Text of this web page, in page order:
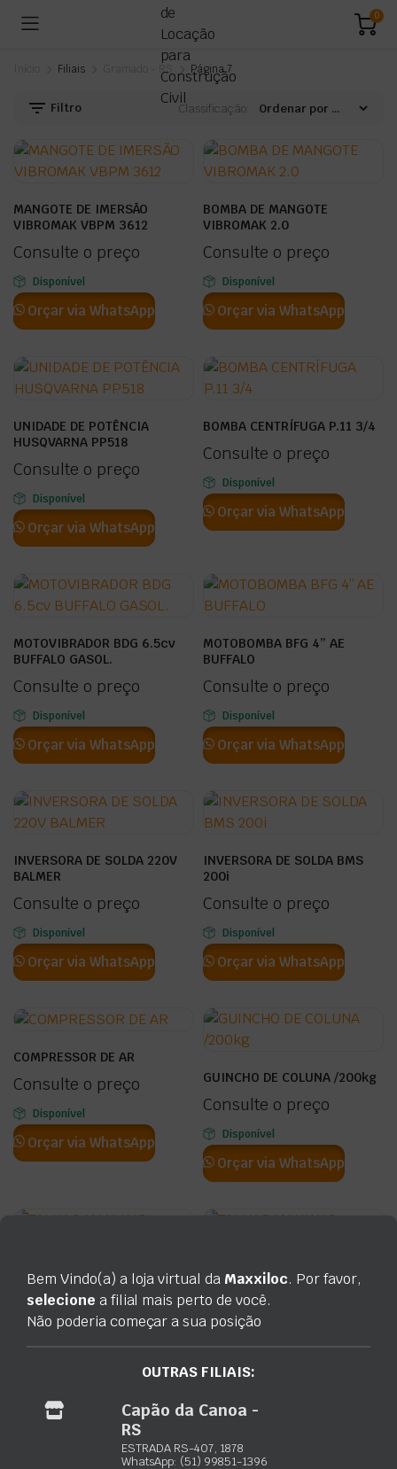
0
Filiais Gramado - RS Página 7
Filtro Classificação:
MANGOTE DE IMERSÃO
VIBROMAK VBPM 3612
Consulte o preço
Disponível
Orçar via WhatsApp
BOMBA DE MANGOTE
VIBROMAK 2.0
Consulte o preço
Disponível
Orçar via WhatsApp
UNIDADE DE POTÊNCIA
HUSQVARNA PP518
Consulte o preço
Disponível
Orçar via WhatsApp
BOMBA CENTRÍFUGA P.11 3/4
Consulte o preço
Disponível
Orçar via WhatsApp
MOTOVIBRADOR BDG 6.5cv
BUFFALO GASOL.
Consulte o preço
Disponível
Orçar via WhatsApp
MOTOBOMBA BFG 4” AE
BUFFALO
Consulte o preço
Disponível
Orçar via WhatsApp
INVERSORA DE SOLDA 220V
BALMER
Consulte o preço
Disponível
Orçar via WhatsApp
INVERSORA DE SOLDA BMS
200i
Consulte o preço
Disponível
Orçar via WhatsApp
COMPRESSOR DE AR
Consulte o preço
Disponível
Orçar via WhatsApp
GUINCHO DE COLUNA /200kg
Consulte o preço
Disponível
Orçar via WhatsApp
TALHAS MANUAIS (3000kg)
Consulte o preço
Orçar via WhatsApp
TALHAS MANUAIS (2000kg)
Consulte o preço
Orçar via WhatsApp
ANDAIME
Bem Vindo(a) a loja virtual da Maxxiloc. Por favor,
selecione a filial mais perto de você.
Não poderia começar a sua posição
OUTRAS FILIAIS:
Capão da Canoa -
RS
ESTRADA RS-407, 1878
WhatsApp: (51) 99851-1396